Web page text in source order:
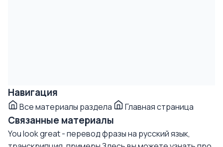
Навигация
Все материалы раздела Главная страница
Связанные материалы
You look great - перевод фразы на русский язык,